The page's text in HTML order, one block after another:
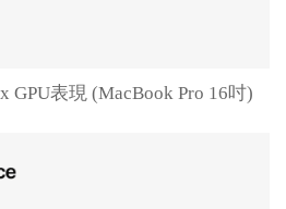
GPU表現 (MacBook Pro 16吋)